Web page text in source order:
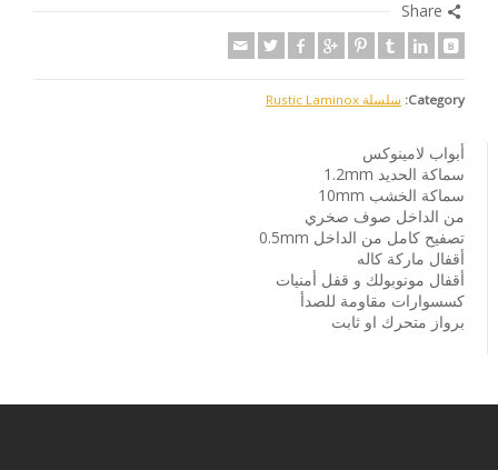
Share
Category: سلسلة Rustic Laminox
أبواب لامينوكس
سماكة الحديد 1.2mm
سماكة الخشب 10mm
من الداخل صوف صخري
تصفيح كامل من الداخل 0.5mm
أقفال ماركة كاله
أقفال مونوبولك و قفل أمنيات
كسسوارات مقاومة للصدأ
برواز متحرك او ثابت